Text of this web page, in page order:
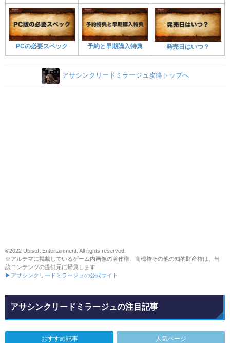
PCの必要スペック 予約と早期購入特典 発売日はいつ？
アサシンクリードミラージュ攻略トップへ
©2022 Ubisoft Entertainment. All rights reserved.
※アルテマに掲載しているゲーム内画像の著作権、商標権その他の知的財産権は、当
該コンテンツの提供元に帰属します
▶アサシンクリードミラージュの公式サイト
アサシンクリードミラージュの注目記事
おすすめ記事 人気ページ